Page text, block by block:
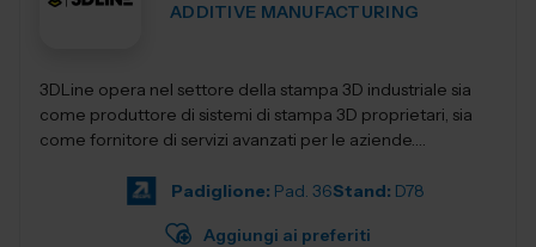
ADDITIVE MANUFACTURING
3DLine opera nel settore della stampa 3D industriale sia
come produttore di sistemi di stampa 3D proprietari, sia
come fornitore di servizi avanzati per le aziende.
Padiglione: Pad. 36Stand: D78
Aggiungi ai preferiti